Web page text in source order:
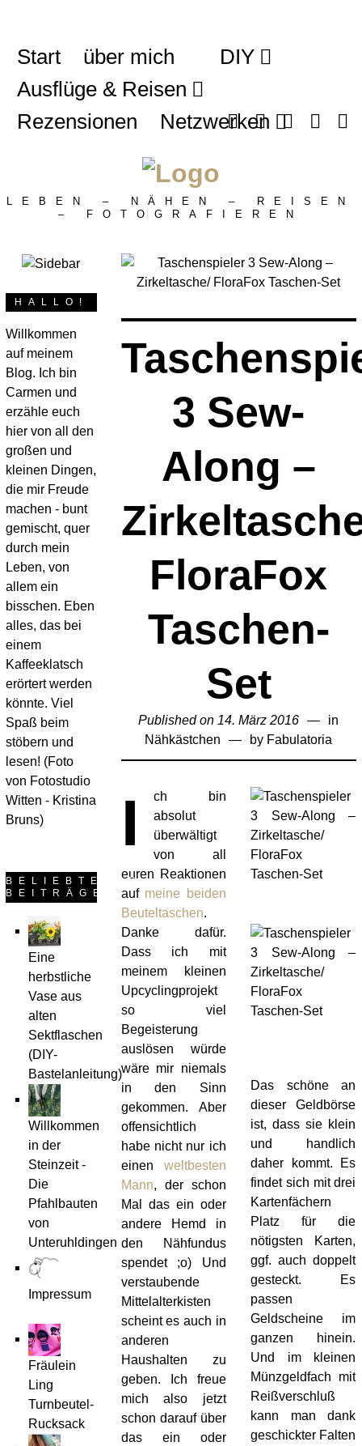
Start über mich
DIY
Ausflüge & Reisen
Rezensionen
Netzwerken
LEBEN – NÄHEN – REISEN
– FOTOGRAFIEREN
3 Sew-
Along –
FloraFox
Taschen-
Set
Published on 14. März 2016 2.
April
2020
in
Nähkästchen
by Fabulatoria
I
ch bin
absolut
überwältigt
von all
euren Reaktionen
auf meine beiden
Beuteltaschen.
Danke dafür.
Dass ich mit
meinem kleinen
Upcyclingprojekt
so viel
Begeisterung
auslösen würde
wäre mir niemals
in den Sinn
gekommen. Aber
offensichtlich
habe nicht nur ich
einen weltbesten
Mann, der schon
Mal das ein oder
andere Hemd in
den Nähfundus
spendet ;o) Und
verstaubende
Mittelalterkisten
scheint es auch in
anderen
Haushalten zu
geben. Ich freue
mich also jetzt
schon darauf über
das ein oder
Das schöne an
dieser Geldbörse
ist, dass sie klein
und handlich
daher kommt. Es
findet sich mit drei
Kartenfächern
Platz für die
nötigsten Karten,
ggf. auch doppelt
gesteckt. Es
passen
Geldscheine im
ganzen hinein.
Und im kleinen
Münzgeldfach mit
Reißverschluß
kann man dank
geschickter Falten
HALLO!
Willkommen
auf meinem
Blog. Ich bin
Carmen und
erzähle euch
hier von all den
großen und
kleinen Dingen,
die mir Freude
machen - bunt
gemischt, quer
durch mein
Leben, von
allem ein
bisschen. Eben
alles, das bei
einem
Kaffeeklatsch
erörtert werden
könnte. Viel
Spaß beim
stöbern und
lesen! (Foto
von Fotostudio
Witten - Kristina
Bruns)
BELIEBTESTE
BEITRÄGE
Eine
herbstliche
Vase aus
alten
Sektflaschen
(DIY-
Bastelanleitung)
Willkommen
in der
Steinzeit -
Die
Pfahlbauten
von
Unteruhldingen
Impressum
Fräulein
Ling
Turnbeutel-
Rucksack